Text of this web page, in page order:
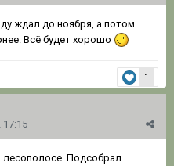
ждал до ноября, а потом
Всё будет хорошо
1
17:15
Подсобрал